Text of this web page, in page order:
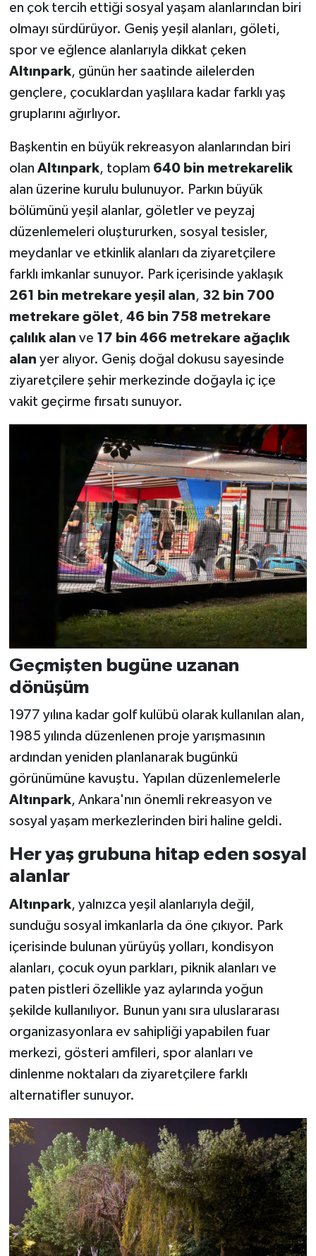
en çok tercih ettiği sosyal yaşam alanlarından biri
olmayı sürdürüyor. Geniş yeşil alanları, göleti,
spor ve eğlence alanlarıyla dikkat çeken
Altınpark, günün her saatinde ailelerden
gençlere, çocuklardan yaşlılara kadar farklı yaş
gruplarını ağırlıyor.
Başkentin en büyük rekreasyon alanlarından biri
olan Altınpark, toplam 640 bin metrekarelik
alan üzerine kurulu bulunuyor. Parkın büyük
bölümünü yeşil alanlar, göletler ve peyzaj
düzenlemeleri oluştururken, sosyal tesisler,
meydanlar ve etkinlik alanları da ziyaretçilere
farklı imkanlar sunuyor. Park içerisinde yaklaşık
261 bin metrekare yeşil alan, 32 bin 700
metrekare gölet, 46 bin 758 metrekare
çalılık alan ve 17 bin 466 metrekare ağaçlık
alan yer alıyor. Geniş doğal dokusu sayesinde
ziyaretçilere şehir merkezinde doğayla iç içe
vakit geçirme fırsatı sunuyor.
Geçmişten bugüne uzanan
dönüşüm
1977 yılına kadar golf kulübü olarak kullanılan alan,
1985 yılında düzenlenen proje yarışmasının
ardından yeniden planlanarak bugünkü
görünümüne kavuştu. Yapılan düzenlemelerle
Altınpark, Ankara'nın önemli rekreasyon ve
sosyal yaşam merkezlerinden biri haline geldi.
Her yaş grubuna hitap eden sosyal
alanlar
Altınpark, yalnızca yeşil alanlarıyla değil,
sunduğu sosyal imkanlarla da öne çıkıyor. Park
içerisinde bulunan yürüyüş yolları, kondisyon
alanları, çocuk oyun parkları, piknik alanları ve
paten pistleri özellikle yaz aylarında yoğun
şekilde kullanılıyor. Bunun yanı sıra uluslararası
organizasyonlara ev sahipliği yapabilen fuar
merkezi, gösteri amfileri, spor alanları ve
dinlenme noktaları da ziyaretçilere farklı
alternatifler sunuyor.